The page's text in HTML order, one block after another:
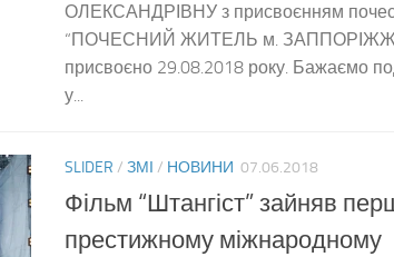
ОЛЕКСАНДРІВНУ з присвоєнням
“ПОЧЕСНИЙ ЖИТЕЛЬ м.
присвоєно 29.08.2018 року. Бажаємо
у...
SLIDER / ЗМІ / НОВИНИ 07.06.2018
Фільм “Штангіст” зайняв
престижному міжнародному